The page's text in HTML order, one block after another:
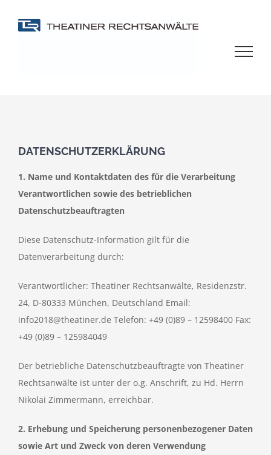
Inhalt
DATENSCHUTZERKLÄRUNG
1. Name und Kontaktdaten des für die Verarbeitung
Verantwortlichen sowie des betrieblichen
Datenschutzbeauftragten
Diese Datenschutz-Information gilt für die
Datenverarbeitung durch:
Verantwortlicher: Theatiner Rechtsanwälte, Residenzstr.
24, D-80333 München, Deutschland Email:
info2018@theatiner.de Telefon: +49 (0)89 – 12598400 Fax:
+49 (0)89 – 125984049
Der betriebliche Datenschutzbeauftragte von Theatiner
Rechtsanwälte ist unter der o.g. Anschrift, zu Hd. Herrn
Nikolai Zimmermann, erreichbar.
2. Erhebung und Speicherung personenbezogener Daten
sowie Art und Zweck von deren Verwendung